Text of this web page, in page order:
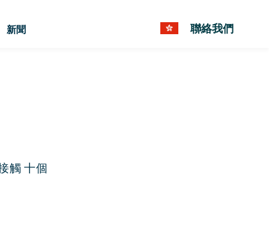
新聞 聯絡我們
觸 十個